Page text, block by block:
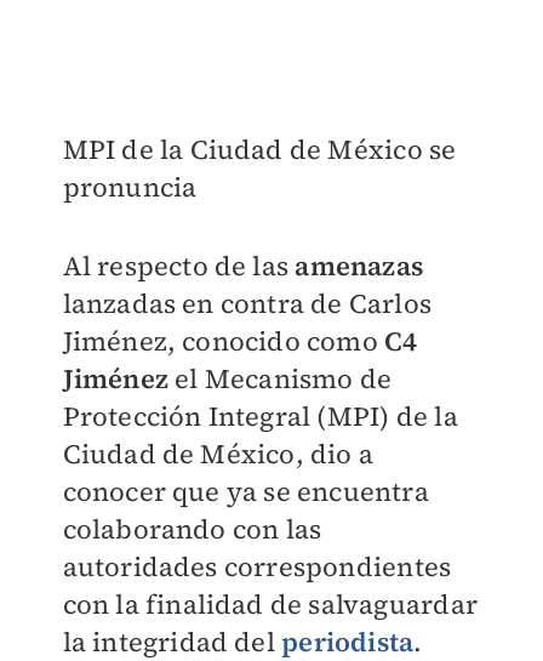
MPI de la Ciudad de México se
pronuncia
Al respecto de las amenazas
lanzadas en contra de Carlos
Jiménez, conocido como C4
Jiménezel Mecanismo de
Protección Integral (MPI) de la
Ciudad de México, dio a
conocer que ya se encuentra
colaborando con las
autoridades correspondientes
con la finalidad de salvaguardar
la integridad delperiodista.